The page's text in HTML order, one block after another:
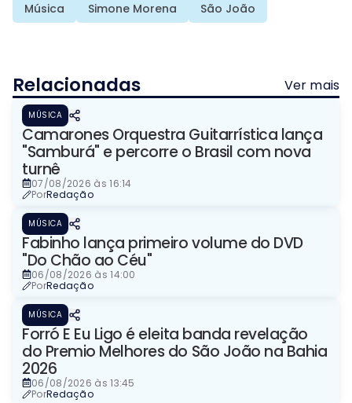
Música Simone Morena São João
Relacionadas Ver mais
MÚSICA
Camarones Orquestra Guitarrística lança
"Samburá" e percorre o Brasil com nova
turnê
07/08/2026 às 16:14
PorRedação
MÚSICA
Fabinho lança primeiro volume do DVD
"Do Chão ao Céu"
06/08/2026 às 14:00
PorRedação
MÚSICA
Forró E Eu Ligo é eleita banda revelação
do Premio Melhores do São João na Bahia
2026
06/08/2026 às 13:45
PorRedação